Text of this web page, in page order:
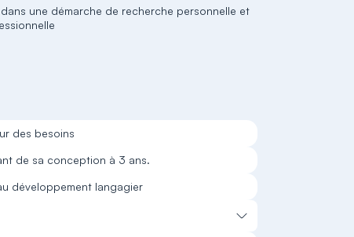
une démarche de recherche personnelle et
des besoins
de sa conception à 3 ans.
développement langagier